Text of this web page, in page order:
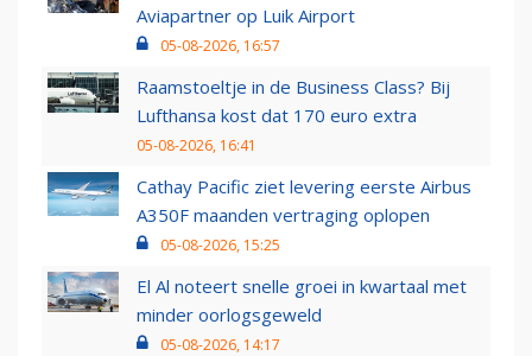
Aviapartner op Luik Airport
05-08-2026, 16:57
Raamstoeltje in de Business Class? Bij
Lufthansa kost dat 170 euro extra
05-08-2026, 16:41
Cathay Pacific ziet levering eerste Airbus
A350F maanden vertraging oplopen
05-08-2026, 15:25
El Al noteert snelle groei in kwartaal met
minder oorlogsgeweld
05-08-2026, 14:17